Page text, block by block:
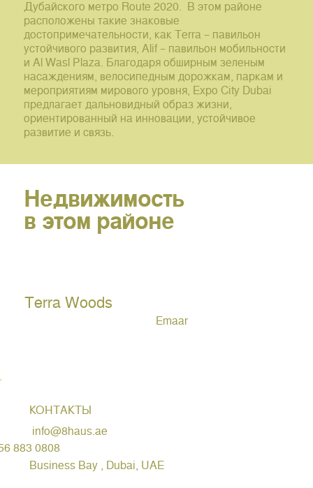
Дубайского метро Route 2020. В этом районе
расположены такие знаковые
достопримечательности, как Terra – павильон
устойчивого развития, Alif – павильон мобильности
и Al Wasl Plaza. Благодаря обширным зеленым
насаждениям, велосипедным дорожкам, паркам и
мероприятиям мирового уровня, Expo City Dubai
предлагает дальновидный образ жизни,
ориентированный на инновации, устойчивое
развитие и связь.
Недвижимость
в этом районе
Terra Woods
Emaar
КОНТАКТЫ
info@8haus.ae
883 0808
Business Bay , Dubai, UAE